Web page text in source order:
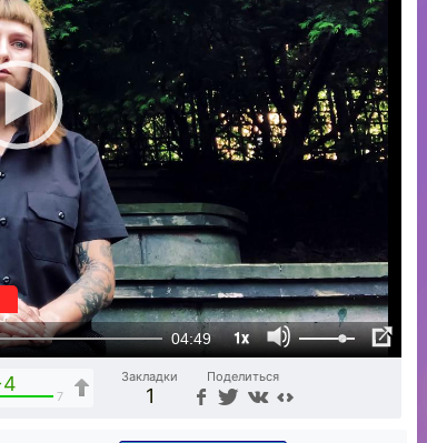
04:49 1x
7
Закладки
1
Поделиться